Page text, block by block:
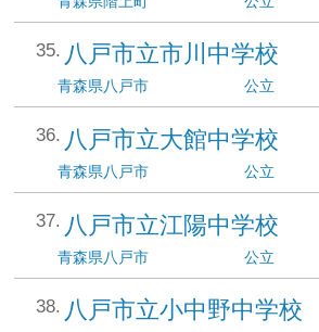
八戸市立市川中学校
青森県八戸市 公立
八戸市立大館中学校
青森県八戸市 公立
八戸市立江陽中学校
青森県八戸市 公立
八戸市立小中野中学校